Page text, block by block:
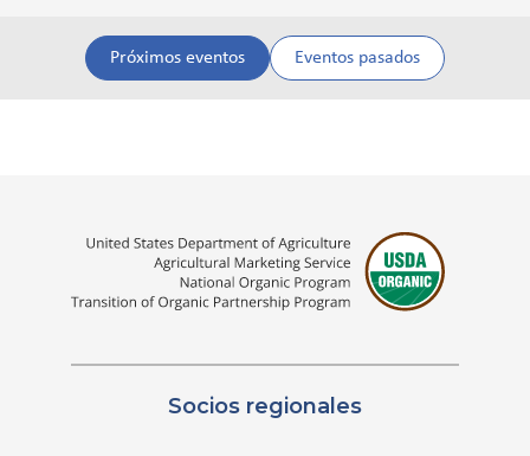
Próximos eventos Eventos pasados
Socios regionales